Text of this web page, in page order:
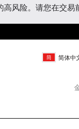
风险。请您在交易
简体中